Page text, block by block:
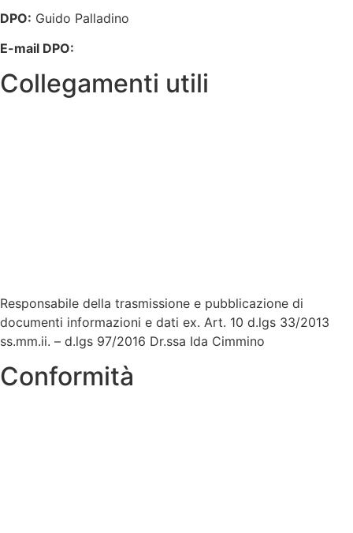
DPO: Guido Palladino
E-mail DPO:
Collegamenti utili
Responsabile della trasmissione e pubblicazione di
documenti informazioni e dati ex. Art. 10 d.lgs 33/2013
ss.mm.ii. – d.lgs 97/2016 Dr.ssa Ida Cimmino
Conformità